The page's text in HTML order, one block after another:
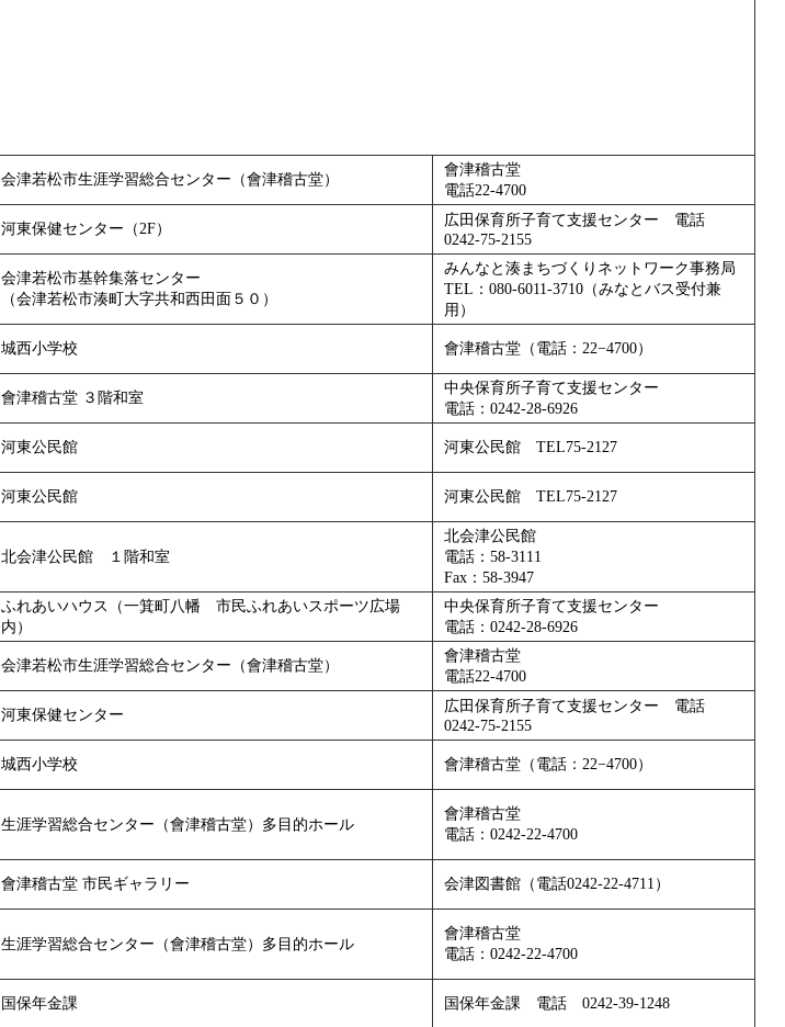
会津若松市生涯学習総合センター（會津稽古堂）
會津稽古堂
電話22-4700
河東保健センター（2F）
広田保育所子育て支援センター 電話
0242-75-2155
会津若松市基幹集落センター
（会津若松市湊町大字共和西田面５０）
みんなと湊まちづくりネットワーク事務局
TEL：080-6011-3710（みなとバス受付兼
用）
城西小学校 會津稽古堂（電話：22−4700）
會津稽古堂 ３階和室
中央保育所子育て支援センター
電話：0242-28-6926
河東公民館 河東公民館 TEL75-2127
河東公民館 河東公民館 TEL75-2127
北会津公民館 １階和室
北会津公民館
電話：58-3111
Fax：58-3947
ふれあいハウス（一箕町八幡 市民ふれあいスポーツ広場
内）
中央保育所子育て支援センター
電話：0242-28-6926
会津若松市生涯学習総合センター（會津稽古堂）
會津稽古堂
電話22-4700
河東保健センター
広田保育所子育て支援センター 電話
0242-75-2155
城西小学校 會津稽古堂（電話：22−4700）
生涯学習総合センター（會津稽古堂）多目的ホール
會津稽古堂
電話：0242-22-4700
會津稽古堂 市民ギャラリー 会津図書館（電話0242-22-4711）
生涯学習総合センター（會津稽古堂）多目的ホール
會津稽古堂
電話：0242-22-4700
国保年金課 国保年金課 電話 0242-39-1248